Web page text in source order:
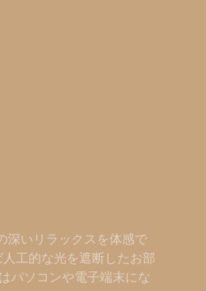
深いリラックスを体感で
工的な光を遮断したお部
パソコンや電子端末にな